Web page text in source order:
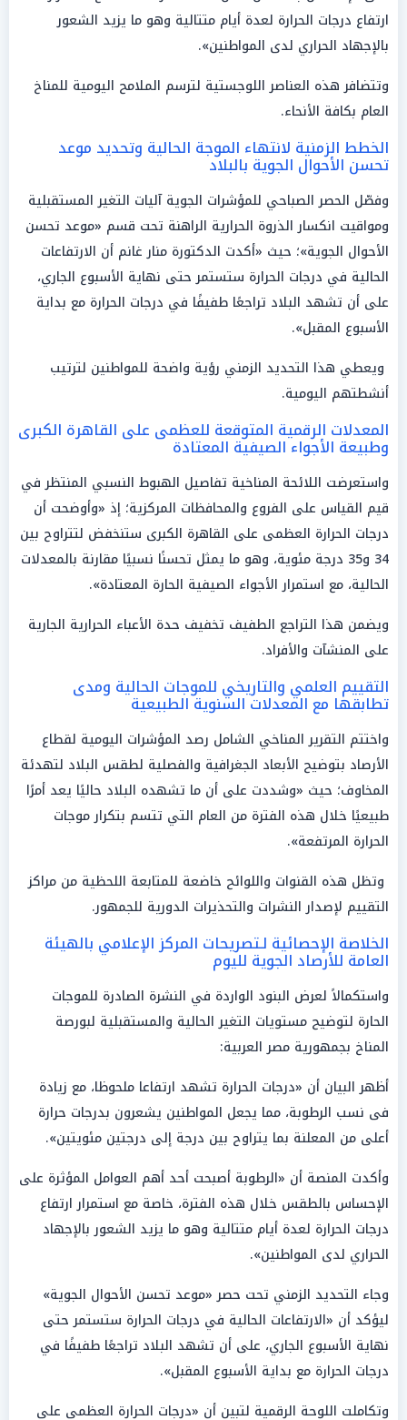
ارتفاع درجات الحرارة لعدة أيام متتالية وهو ما يزيد الشعور
بالإجهاد الحراري لدى المواطنين».
وتتضافر هذه العناصر اللوجستية لترسم الملامح اليومية للمناخ
العام بكافة الأنحاء.
الخطط الزمنية لانتهاء الموجة الحالية وتحديد موعد
تحسن الأحوال الجوية بالبلاد
وفصّل الحصر الصباحي للمؤشرات الجوية آليات التغير المستقبلية
ومواقيت انكسار الذروة الحرارية الراهنة تحت قسم «موعد تحسن
الأحوال الجوية»؛ حيث «أكدت الدكتورة منار غانم أن الارتفاعات
الحالية في درجات الحرارة ستستمر حتى نهاية الأسبوع الجاري،
على أن تشهد البلاد تراجعًا طفيفًا في درجات الحرارة مع بداية
الأسبوع المقبل».
ويعطي هذا التحديد الزمني رؤية واضحة للمواطنين لترتيب
أنشطتهم اليومية.
المعدلات الرقمية المتوقعة للعظمى على القاهرة الكبرى
وطبيعة الأجواء الصيفية المعتادة
واستعرضت اللائحة المناخية تفاصيل الهبوط النسبي المنتظر في
قيم القياس على الفروع والمحافظات المركزية؛ إذ «وأوضحت أن
درجات الحرارة العظمى على القاهرة الكبرى ستنخفض لتتراوح بين
34 و35 درجة مئوية، وهو ما يمثل تحسنًا نسبيًا مقارنة بالمعدلات
الحالية، مع استمرار الأجواء الصيفية الحارة المعتادة».
ويضمن هذا التراجع الطفيف تخفيف حدة الأعباء الحرارية الجارية
على المنشآت والأفراد.
التقييم العلمي والتاريخي للموجات الحالية ومدى
تطابقها مع المعدلات السنوية الطبيعية
واختتم التقرير المناخي الشامل رصد المؤشرات اليومية لقطاع
الأرصاد بتوضيح الأبعاد الجغرافية والفصلية لطقس البلاد لتهدئة
المخاوف؛ حيث «وشددت على أن ما تشهده البلاد حاليًا يعد أمرًا
طبيعيًا خلال هذه الفترة من العام التي تتسم بتكرار موجات
الحرارة المرتفعة».
وتظل هذه القنوات واللوائح خاضعة للمتابعة اللحظية من مراكز
التقييم لإصدار النشرات والتحذيرات الدورية للجمهور.
الخلاصة الإحصائية لـتصريحات المركز الإعلامي بالهيئة
العامة للأرصاد الجوية لليوم
واستكمالاً لعرض البنود الواردة في النشرة الصادرة للموجات
الحارة لتوضيح مستويات التغير الحالية والمستقبلية لبورصة
المناخ بجمهورية مصر العربية:
أظهر البيان أن «درجات الحرارة تشهد ارتفاعا ملحوظا، مع زيادة
فى نسب الرطوبة، مما يجعل المواطنين يشعرون بدرجات حرارة
أعلى من المعلنة بما يتراوح بين درجة إلى درجتين مئويتين».
وأكدت المنصة أن «الرطوبة أصبحت أحد أهم العوامل المؤثرة على
الإحساس بالطقس خلال هذه الفترة، خاصة مع استمرار ارتفاع
درجات الحرارة لعدة أيام متتالية وهو ما يزيد الشعور بالإجهاد
الحراري لدى المواطنين».
وجاء التحديد الزمني تحت حصر «موعد تحسن الأحوال الجوية»
ليؤكد أن «الارتفاعات الحالية في درجات الحرارة ستستمر حتى
نهاية الأسبوع الجاري، على أن تشهد البلاد تراجعًا طفيفًا في
درجات الحرارة مع بداية الأسبوع المقبل».
وتكاملت اللوحة الرقمية لتبين أن «درجات الحرارة العظمى على